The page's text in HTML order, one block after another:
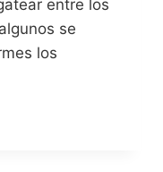
entre los
se
los